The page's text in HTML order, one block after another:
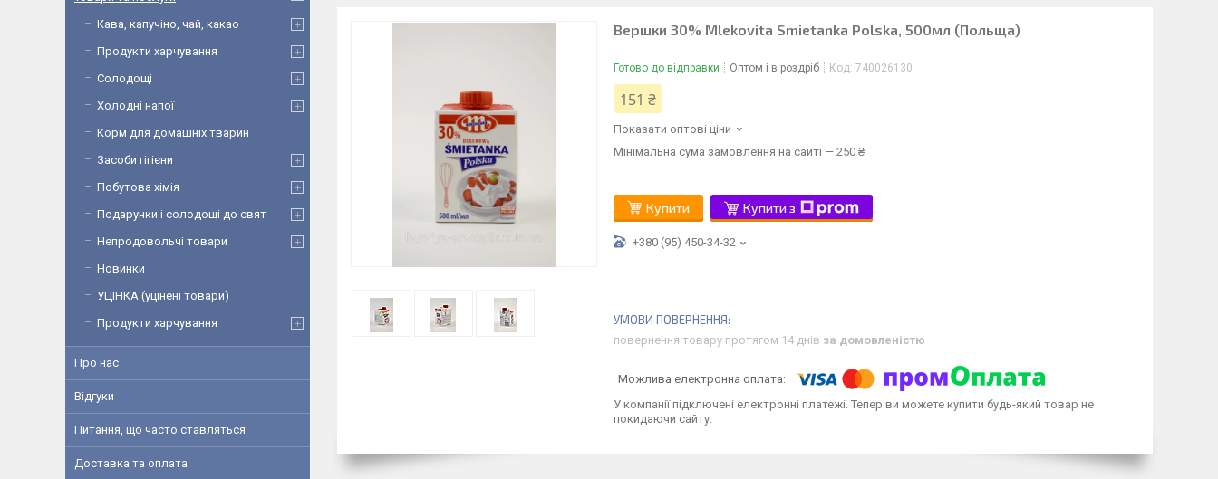
Вершки 30% Mlekovita Smietanka Polska, 500мл (Польща)
Готово до відправки Оптом і в роздріб Код: 740026130
151 ₴
Показати оптові ціни
Мінімальна сума замовлення на сайті — 250 ₴
Купити Купити з
+380 (95) 450-34-32
повернення товару протягом 14 днів за домовленістю
У компанії підключені електронні платежі. Тепер ви можете купити будь-який товар не
покидаючи сайту.
Кава, капучіно, чай, какао
Продукти харчування
Солодощі
Холодні напої
Корм для домашніх тварин
Засоби гігієни
Побутова хімія
Подарунки і солодощі до свят
Непродовольчі товари
Новинки
УЦІНКА (уцінені товари)
Продукти харчування
Про нас
Відгуки
Питання, що часто ставляться
Доставка та оплата